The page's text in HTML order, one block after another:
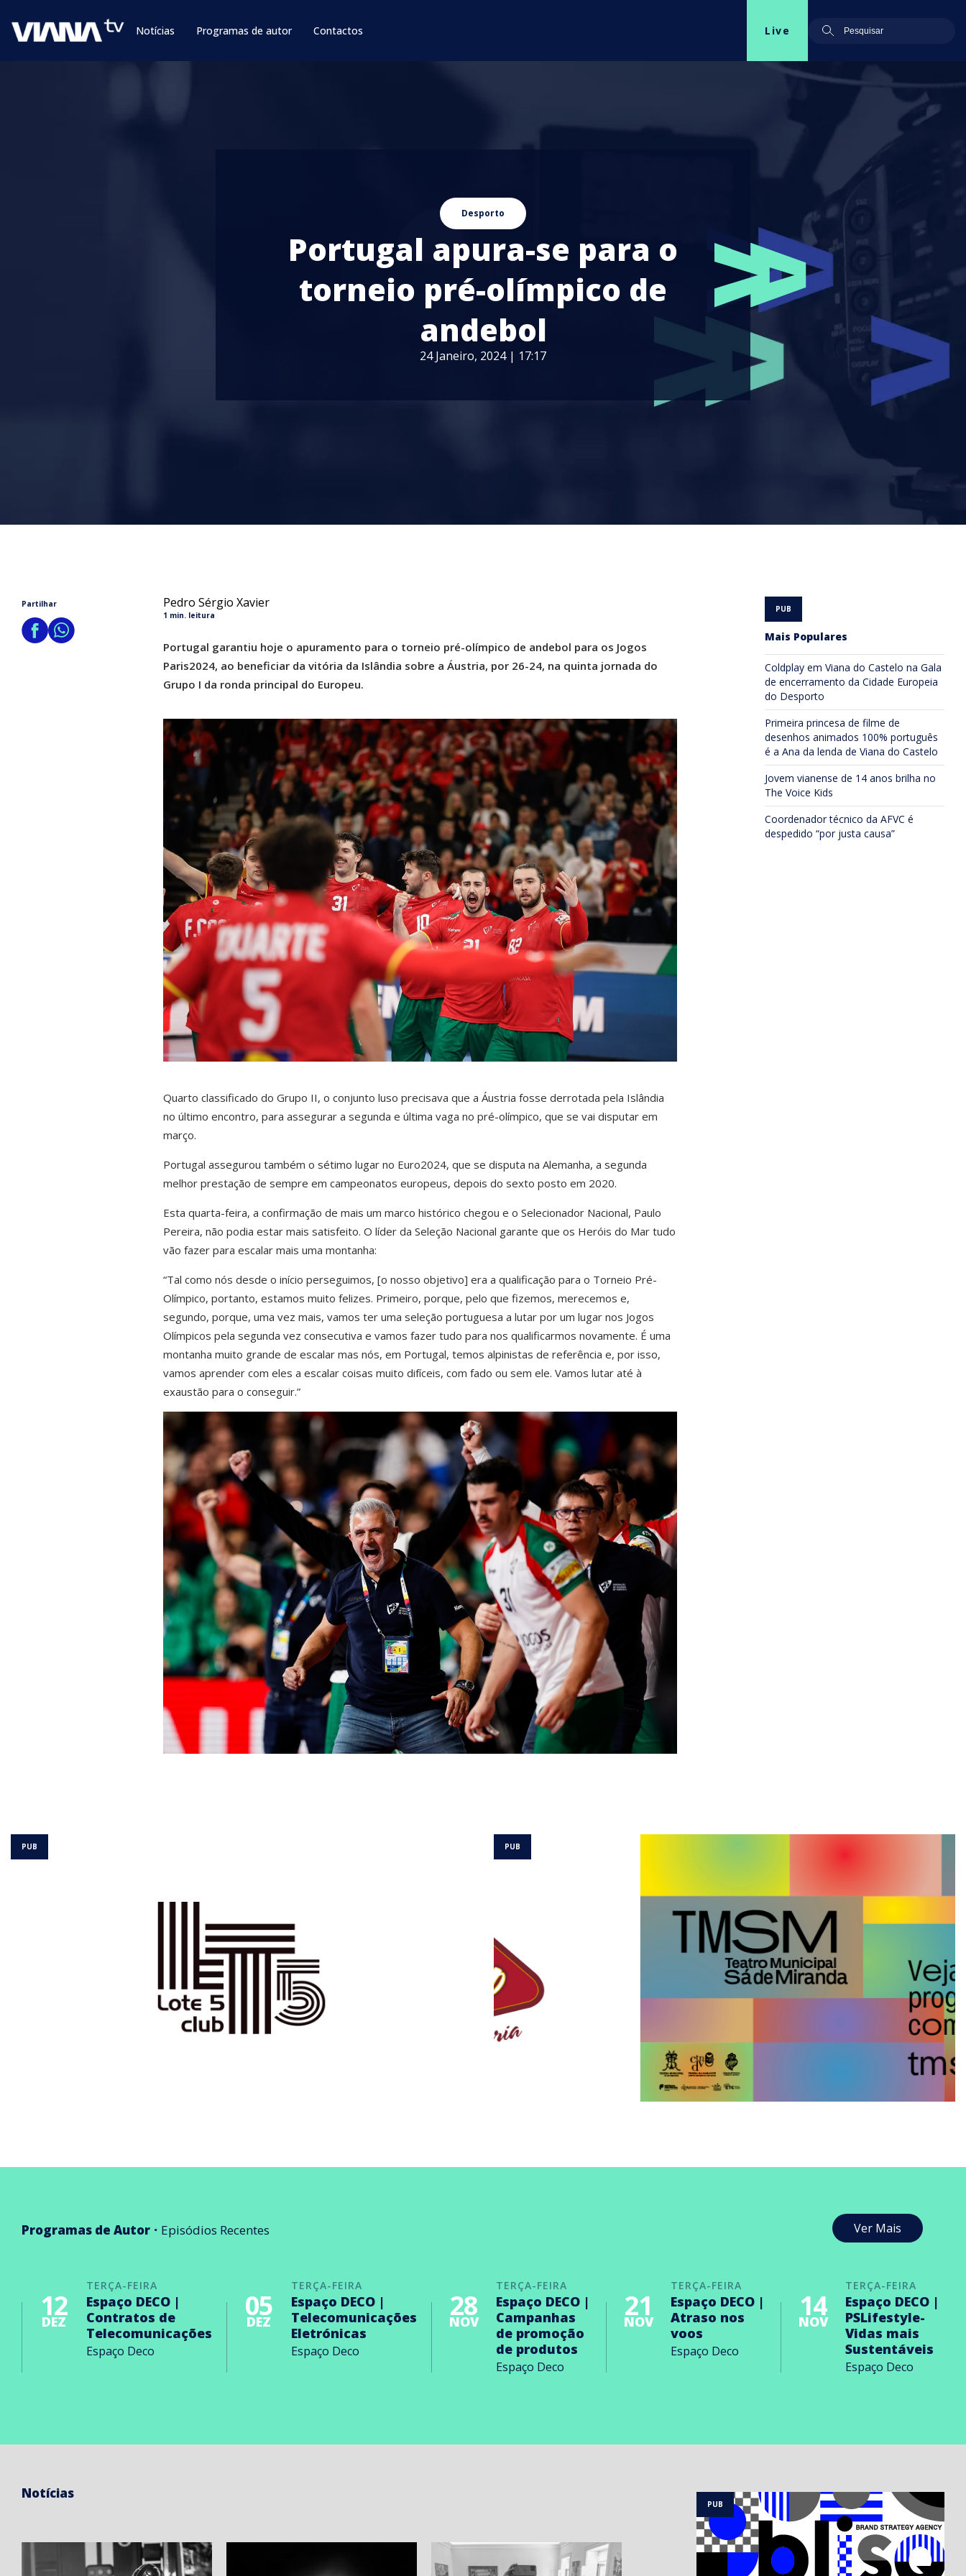
Notícias Programas de autor Contactos Live
Desporto
Portugal apura-se para o
torneio pré-olímpico de
andebol
24 Janeiro, 2024 | 17:17
Partilhar Pedro Sérgio Xavier
1 min. leitura
Portugal garantiu hoje o apuramento para o torneio pré-olímpico de andebol para os Jogos
Paris2024, ao beneficiar da vitória da Islândia sobre a Áustria, por 26-24, na quinta jornada do
Grupo I da ronda principal do Europeu.
Quarto classificado do Grupo II, o conjunto luso precisava que a Áustria fosse derrotada pela Islândia
no último encontro, para assegurar a segunda e última vaga no pré-olímpico, que se vai disputar em
março.
Portugal assegurou também o sétimo lugar no Euro2024, que se disputa na Alemanha, a segunda
melhor prestação de sempre em campeonatos europeus, depois do sexto posto em 2020.
Esta quarta-feira, a confirmação de mais um marco histórico chegou e o Selecionador Nacional, Paulo
Pereira, não podia estar mais satisfeito. O líder da Seleção Nacional garante que os Heróis do Mar tudo
vão fazer para escalar mais uma montanha:
“Tal como nós desde o início perseguimos, [o nosso objetivo] era a qualificação para o Torneio Pré-
Olímpico, portanto, estamos muito felizes. Primeiro, porque, pelo que fizemos, merecemos e,
segundo, porque, uma vez mais, vamos ter uma seleção portuguesa a lutar por um lugar nos Jogos
Olímpicos pela segunda vez consecutiva e vamos fazer tudo para nos qualificarmos novamente. É uma
montanha muito grande de escalar mas nós, em Portugal, temos alpinistas de referência e, por isso,
vamos aprender com eles a escalar coisas muito difíceis, com fado ou sem ele. Vamos lutar até à
exaustão para o conseguir.”
Mais Populares
Coldplay em Viana do Castelo na Gala
de encerramento da Cidade Europeia
do Desporto
Primeira princesa de filme de
desenhos animados 100% português
é a Ana da lenda de Viana do Castelo
Jovem vianense de 14 anos brilha no
The Voice Kids
Coordenador técnico da AFVC é
despedido “por justa causa”
Programas de Autor Episódios Recentes Ver Mais
TERÇA-FEIRA
12
DEZ
Espaço DECO |
Contratos de
Telecomunicações
Espaço Deco
TERÇA-FEIRA
05
DEZ
Espaço DECO |
Telecomunicações
Eletrónicas
Espaço Deco
TERÇA-FEIRA
28
NOV
Espaço DECO |
Campanhas
de promoção
de produtos
Espaço Deco
TERÇA-FEIRA
21
NOV
Espaço DECO |
Atraso nos
voos
Espaço Deco
TERÇA-FEIRA
14
NOV
Espaço DECO |
PSLifestyle-
Vidas mais
Sustentáveis
Espaço Deco
Notícias